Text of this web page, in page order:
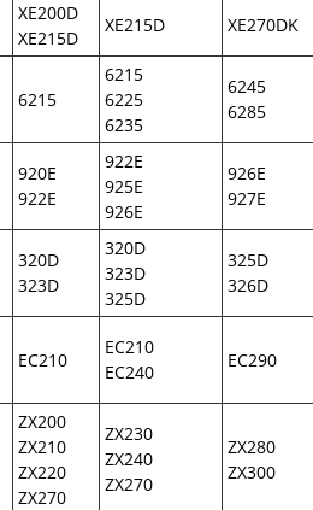
XE200D
XE215D
XE215D XE270DK
6215
6215
6225
6235
6245
6285
920E
922E
922E
925E
926E
926E
927E
320D
323D
320D
323D
325D
325D
326D
EC210
EC210
EC240
EC290
ZX200
ZX210
ZX220
ZX270
ZX230
ZX240
ZX270
ZX280
ZX300